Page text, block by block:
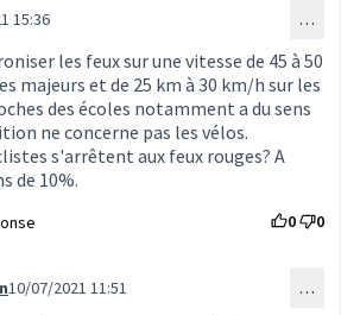
15:36 …
les feux sur une vitesse de 45 à 50
majeurs et de 25 km à 30 km/h sur les
des écoles notamment a du sens
ne concerne pas les vélos.
s'arrêtent aux feux rouges? A
de 10%.
0 0
(réponse au commentaire 1615)
10/07/2021 11:51 …